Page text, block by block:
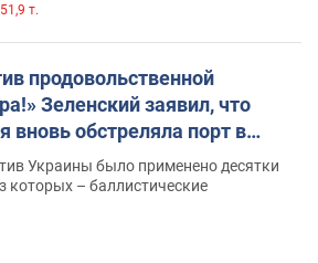
51,9 т.
продовольственной
Зеленский заявил, что
вновь обстреляла порт в
Украины было применено десятки
которых – баллистические